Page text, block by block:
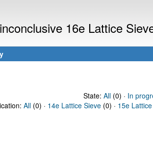
16e Lattice
State: All(0) · In
All (0) · 14e Lattice Sieve (0) · 15e